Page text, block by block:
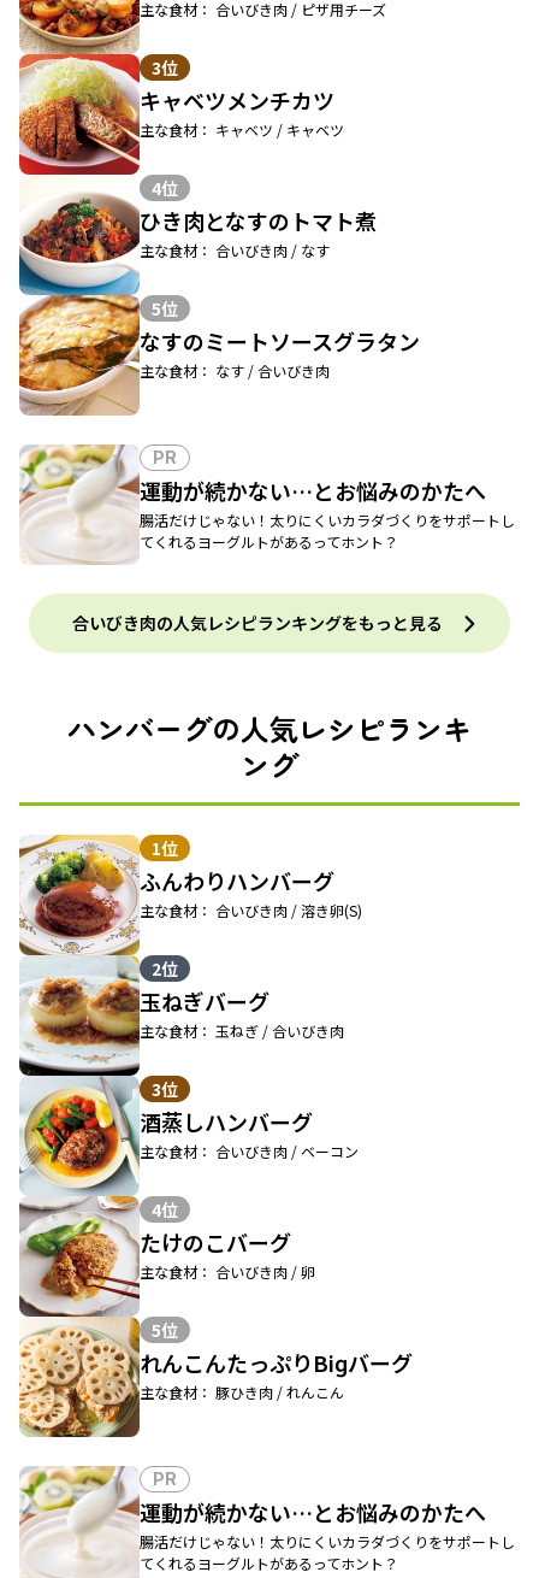
主な食材： 合いびき肉 / ピザ用チーズ
3位
キャベツメンチカツ
主な食材： キャベツ / キャベツ
4位
ひき肉となすのトマト煮
主な食材： 合いびき肉 / なす
5位
なすのミートソースグラタン
主な食材： なす / 合いびき肉
PR
運動が続かない…とお悩みのかたへ
腸活だけじゃない！太りにくいカラダづくりをサポートし
てくれるヨーグルトがあるってホント？
合いびき肉の人気レシピランキングをもっと見る
ハンバーグの人気レシピランキ
ング
1位
ふんわりハンバーグ
主な食材： 合いびき肉 / 溶き卵(S)
2位
玉ねぎバーグ
主な食材： 玉ねぎ / 合いびき肉
3位
酒蒸しハンバーグ
主な食材： 合いびき肉 / ベーコン
4位
たけのこバーグ
主な食材： 合いびき肉 / 卵
5位
れんこんたっぷりBiɡバーグ
主な食材： 豚ひき肉 / れんこん
PR
運動が続かない…とお悩みのかたへ
腸活だけじゃない！太りにくいカラダづくりをサポートし
てくれるヨーグルトがあるってホント？